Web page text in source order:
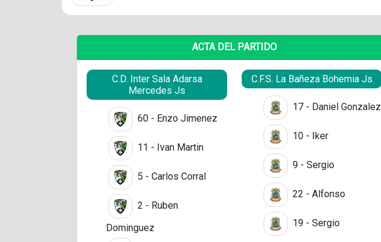
ACTA DEL PARTIDO
C.D. Inter Sala Adarsa
Mercedes Js
60 - Enzo Jimenez
11 - Ivan Martin
5 - Carlos Corral
2 - Ruben
Dominguez
C.F.S. La Bañeza Bohemia Js
17 - Daniel Gonzalez
10 - Iker
9 - Sergio
22 - Alfonso
19 - Sergio